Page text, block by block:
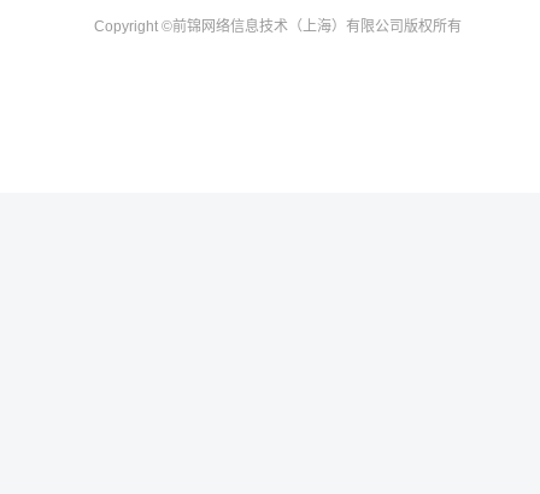
Copyright ©前锦网络信息技术（上海）有限公司 版权所有